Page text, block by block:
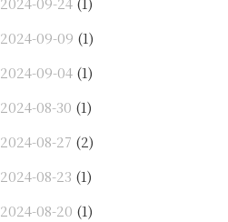
2024-09-09 (1)
2024-09-04 (1)
2024-08-30 (1)
2024-08-27 (2)
2024-08-23 (1)
2024-08-20 (1)